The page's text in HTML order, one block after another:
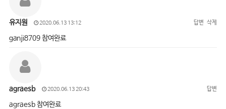
유지원 2020.06.13 13:12 답변 삭제
ganji8709 참여완료
agraesb 2020.06.13 20:43 답변
agraesb 참여완료